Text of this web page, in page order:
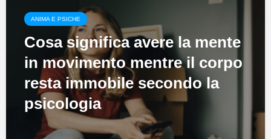
ANIMA E PSICHE
Cosa significa avere la mente
in movimento mentre il corpo
resta immobile secondo la
psicologia